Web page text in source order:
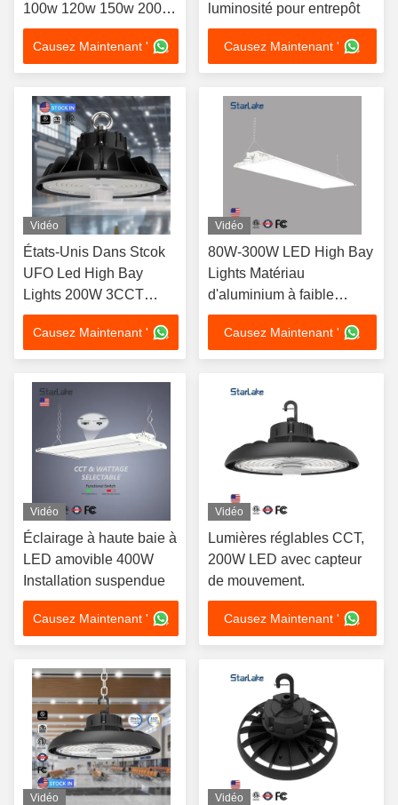
100w 120w 150w 200w
240w
Causez Maintenant '
luminosité pour entrepôt
Causez Maintenant '
Vidéo
États-Unis Dans Stcok
UFO Led High Bay
Lights 200W 3CCT
réglable High Bay Light
Industrial Lighting
Commercial
Causez Maintenant '
Vidéo
80W-300W LED High Bay
Lights Matériau
d'aluminium à faible
luminosité
Causez Maintenant '
Vidéo
Éclairage à haute baie à
LED amovible 400W
Installation suspendue
Causez Maintenant '
Vidéo
Lumières réglables CCT,
200W LED avec capteur
de mouvement.
Causez Maintenant '
Vidéo Vidéo